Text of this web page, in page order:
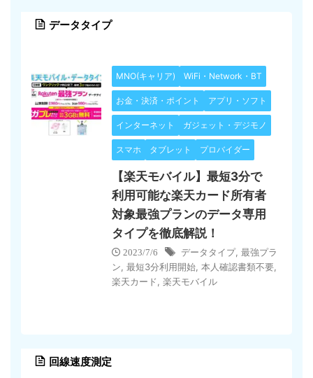
データタイプ
MNO(キャリア) WiFi・Network・BT
お金・決済・ポイント アプリ・ソフト
インターネット ガジェット・デジモノ
スマホ タブレット プロバイダー
【楽天モバイル】最短3分で
利用可能な楽天カード所有者
対象最強プランのデータ専用
タイプを徹底解説！
2023/7/6 データタイプ, 最強プラ
ン 最短3分利用開始 本人確認書類不要
楽天カード
楽天モバイル
回線速度測定